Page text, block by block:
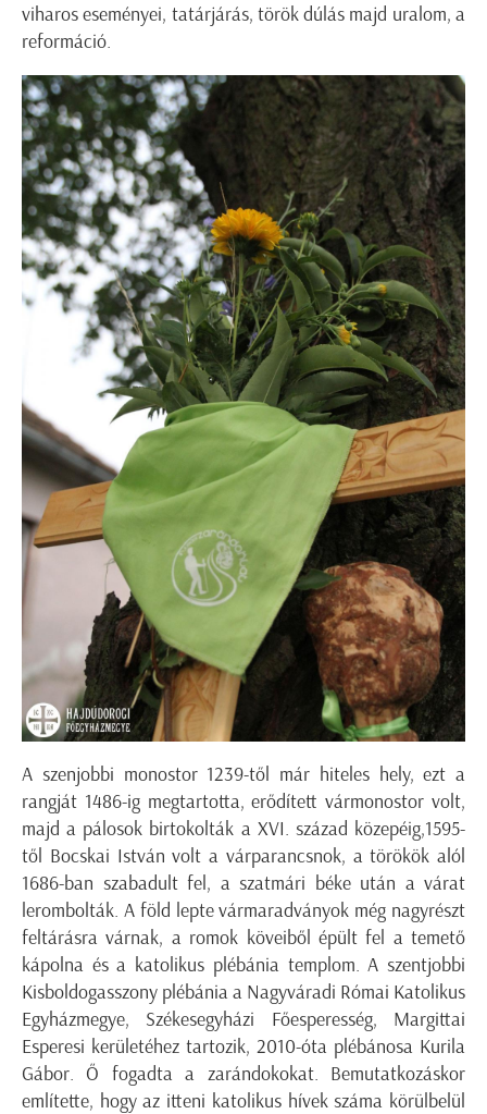
viharos eseményei, tatárjárás, török dúlás majd uralom, a
reformáció.
A szenjobbi monostor 1239-től már hiteles hely, ezt a
rangját 1486-ig megtartotta, erődített vármonostor volt,
majd a pálosok birtokolták a XVI. század közepéig,1595-
től Bocskai István volt a várparancsnok, a törökök alól
1686-ban szabadult fel, a szatmári béke után a várat
lerombolták. A föld lepte vármaradványok még nagyrészt
feltárásra várnak, a romok köveiből épült fel a temető
kápolna és a katolikus plébánia templom. A szentjobbi
Kisboldogasszony plébánia a Nagyváradi Római Katolikus
Egyházmegye, Székesegyházi Főesperesség, Margittai
Esperesi kerületéhez tartozik, 2010-óta plébánosa Kurila
Gábor. Ő fogadta a zarándokokat. Bemutatkozáskor
említette, hogy az itteni katolikus hívek száma körülbelül